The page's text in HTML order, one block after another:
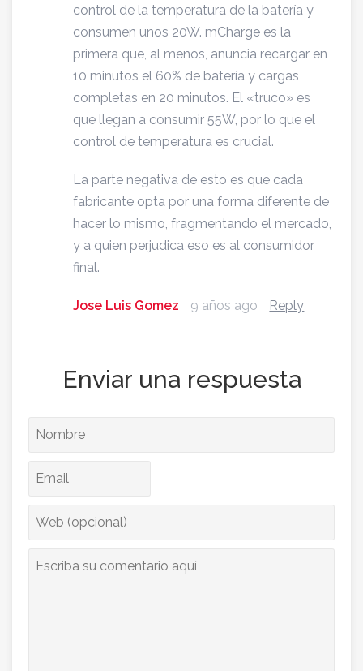
control de la temperatura de la batería y
consumen unos 20W. mCharge es la
primera que, al menos, anuncia recargar en
10 minutos el 60% de batería y cargas
completas en 20 minutos. El «truco» es
que llegan a consumir 55W, por lo que el
control de temperatura es crucial.
La parte negativa de esto es que cada
fabricante opta por una forma diferente de
hacer lo mismo, fragmentando el mercado,
y a quien perjudica eso es al consumidor
final.
Jose Luis Gomez 9 años ago Reply
Enviar una respuesta